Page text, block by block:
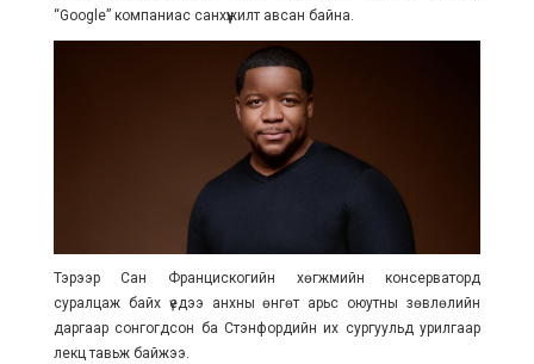
“Google” компаниас санхүүжилт авсан байна.
Тэрээр Сан Францискогийн хөгжмийн консерваторд
суралцаж байх үедээ анхны өнгөт арьс оюутны зөвлөлийн
даргаар сонгогдсон ба Стэнфордийн их сургуульд урилгаар
лекц тавьж байжээ.